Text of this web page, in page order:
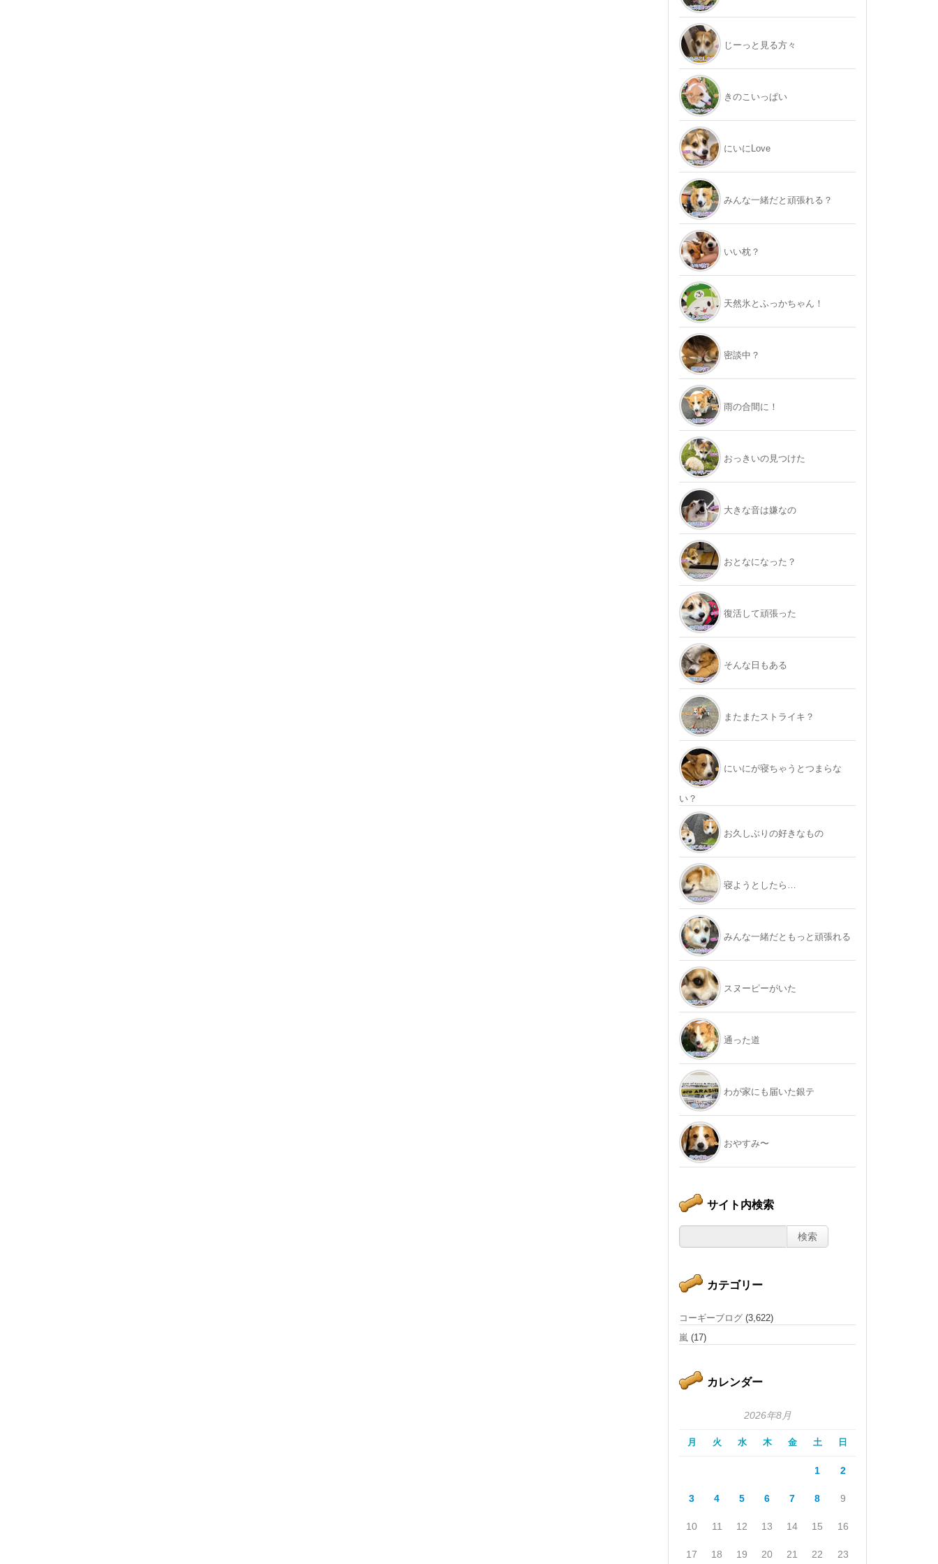
じーっと見る方々
きのこいっぱい
にいにLove
みんな一緒だと頑張れる？
いい枕？
天然氷とふっかちゃん！
密談中？
雨の合間に！
おっきいの見つけた
大きな音は嫌なの
おとなになった？
復活して頑張った
そんな日もある
またまたストライキ？
にいにが寝ちゃうとつまらな
い？
お久しぶりの好きなもの
寝ようとしたら…
みんな一緒だともっと頑張れる
スヌーピーがいた
通った道
わが家にも届いた銀テ
おやすみ〜
サイト内検索
カテゴリー
コーギーブログ (3,622)
嵐 (17)
カレンダー
2026年8月
月 火 水 木 金 土 日
1 2
3 4 5 6 7 8 9
10 11 12 13 14 15 16
17 18 19 20 21 22 23